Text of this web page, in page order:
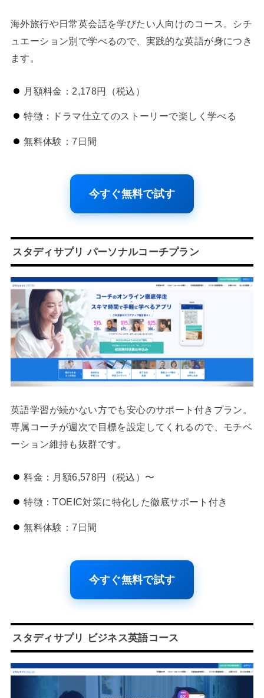
海外旅行や日常英会話を学びたい人向けのコース。シチ
ュエーション別で学べるので、実践的な英語が身につき
ます。
月額料金：2,178円（税込）
特徴：ドラマ仕立てのストーリーで楽しく学べる
無料体験：7日間
今すぐ無料で試す
スタディサプリ パーソナルコーチプラン
英語学習が続かない方でも安心のサポート付きプラン。
専属コーチが週次で目標を設定してくれるので、モチベ
ーション維持も抜群です。
料金：月額6,578円（税込）〜
特徴：TOEIC対策に特化した徹底サポート付き
無料体験：7日間
今すぐ無料で試す
スタディサプリ ビジネス英語コース